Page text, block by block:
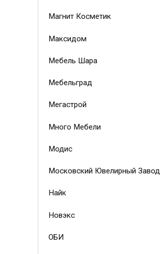
Магнит Косметик
Максидом
Мебель Шара
Мебельград
Мегастрой
Много Мебели
Модис
Московский Ювелирный Завод
Найк
Новэкс
ОБИ